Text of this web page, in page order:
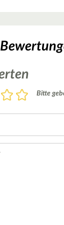
5
4
Bitte